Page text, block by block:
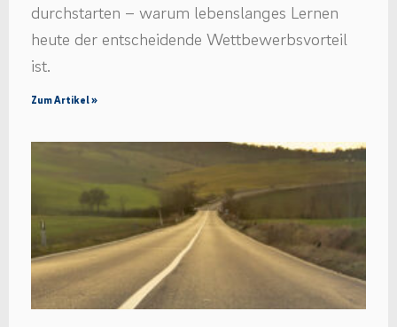
durchstarten – warum lebenslanges Lernen
heute der entscheidende Wettbewerbsvorteil
ist.
Zum Artikel »